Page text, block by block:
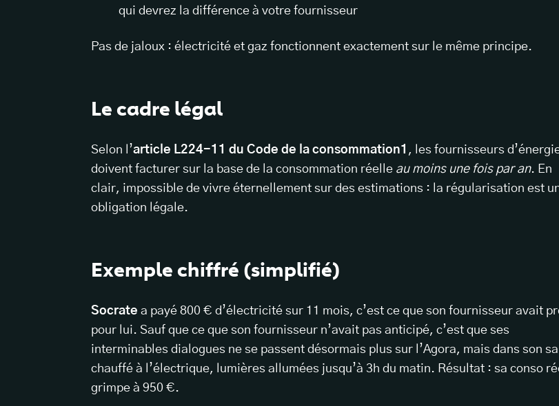
qui devrez la différence à votre fournisseur
Pas de jaloux : électricité et gaz fonctionnent exactement sur le même principe.
Le cadre légal
Selon l’article L224-11 du Code de la consommation1 , les fournisseurs
doivent facturer sur la base de la consommation réelle au moins une fois par an. En
clair, impossible de vivre éternellement sur des estimations : la régularisation est
obligation légale.
Exemple chiffré (simplifié)
Socrate a payé 800 € d’électricité sur 11 mois, c’est ce que son fournisseur avait
pour lui. Sauf que ce que son fournisseur n’avait pas anticipé, c’est que ses
interminables dialogues ne se passent désormais plus sur l’Agora, mais dans son
chauffé à l’électrique, lumières allumées jusqu’à 3h du matin. Résultat : sa conso
grimpe à 950 €.